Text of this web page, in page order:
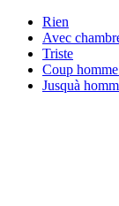
Rien
Avec
Triste
Coup
Jusquà